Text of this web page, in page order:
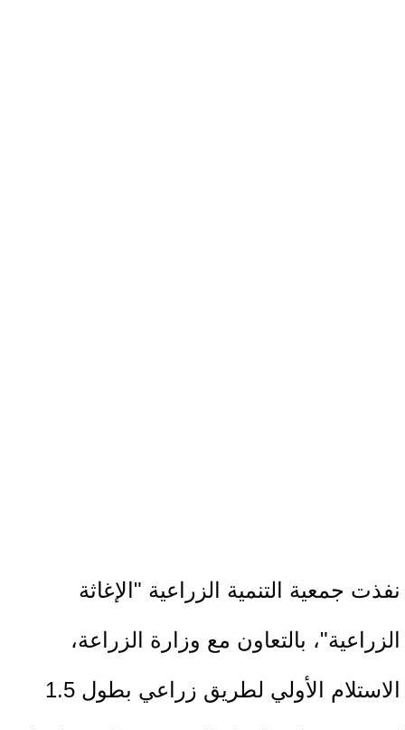
نفذت جمعية التنمية الزراعية "الإغاثة
الزراعية"، بالتعاون مع وزارة الزراعة،
الاستلام الأولي لطريق زراعي بطول 1.5